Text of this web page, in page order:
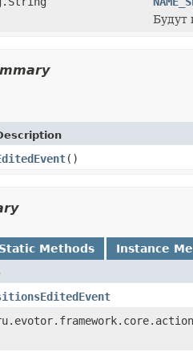
Будут
()
Static Methods Instance